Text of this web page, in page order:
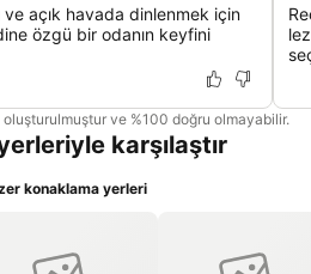
ve açık havada dinlenmek için
özgü bir odanın keyfini
ve %100 doğru olmayabilir.
karşılaştır
konaklama yerleri